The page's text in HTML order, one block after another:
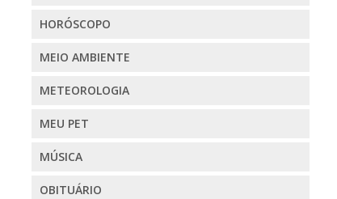
HORÓSCOPO
MEIO AMBIENTE
METEOROLOGIA
MEU PET
MÚSICA
OBITUÁRIO